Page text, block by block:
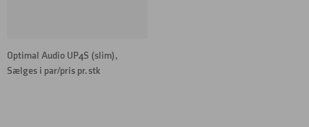
Optimal Audio UP4S (slim),
Sælges i par/pris pr. stk